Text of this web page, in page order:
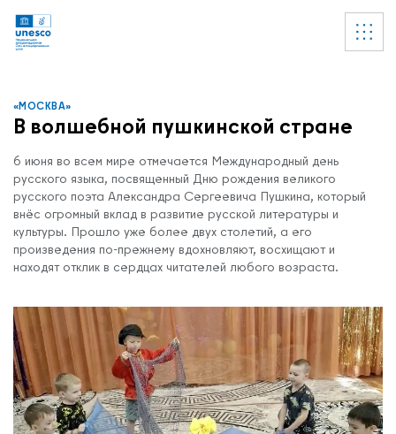
«МОСКВА»
В волшебной пушкинской стране
6 июня во всем мире отмечается Международный день
русского языка, посвященный Дню рождения великого
русского поэта Александра Сергеевича Пушкина, который
внёс огромный вклад в развитие русской литературы и
культуры. Прошло уже более двух столетий, а его
произведения по-прежнему вдохновляют, восхищают и
находят отклик в сердцах читателей любого возраста.
Ссылки
УВЕДОМЛЕНИЕ
Список пуст